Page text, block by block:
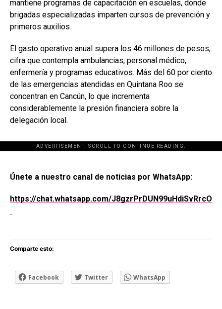
mantiene programas de capacitación en escuelas, donde
brigadas especializadas imparten cursos de prevención y
primeros auxilios.
El gasto operativo anual supera los 46 millones de pesos,
cifra que contempla ambulancias, personal médico,
enfermería y programas educativos. Más del 60 por ciento
de las emergencias atendidas en Quintana Roo se
concentran en Cancún, lo que incrementa
considerablemente la presión financiera sobre la
delegación local.
ADVERTISEMENT. SCROLL TO CONTINUE READING.
[adsforwp id="243463"]
Únete a nuestro canal de noticias por WhatsApp:
https://chat.whatsapp.com/J8gzrPrDUN99uHdiSvRrcO
Comparte esto:
Facebook Twitter WhatsApp